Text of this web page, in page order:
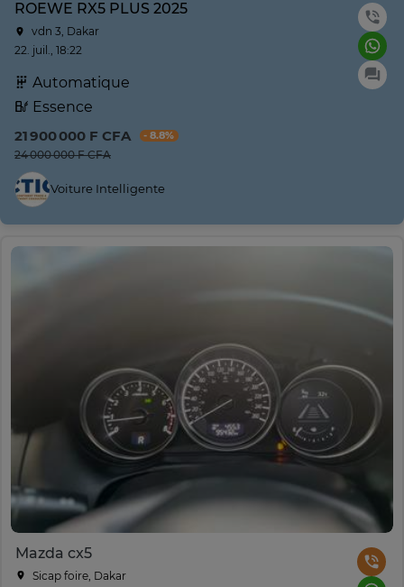
ROEWE RX5 PLUS 2025
vdn 3, Dakar
22. juil., 18:22
Automatique
Essence
21 900 000 F CFA
- 8.8%
24 000 000 F CFA
Voiture Intelligente
Mazda cx5
Sicap foire, Dakar